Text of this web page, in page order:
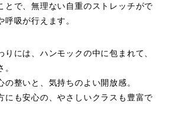
とで、無理ない自重のストレッチがで
吸が行えます。
には、ハンモックの中に包まれて、
整いと、気持ちのよい開放感。
にも安心の、やさしいクラスも豊富で